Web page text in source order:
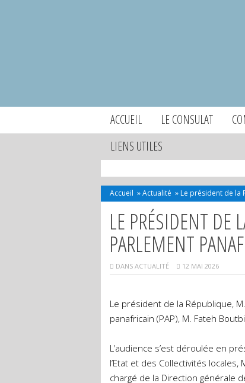
ACCUEIL LE CONSULAT
LIENS UTILES
Accueil »Actualité » Le président de la
LE PRÉSIDENT DE
PARLEMENT
DANS ACTUALITÉ 12 MAI 2026
Le président de la République,
panafricain (PAP), M. Fateh
L’audience s’est déroulée en
l’Etat et des Collectivités
chargé de la Direction générale